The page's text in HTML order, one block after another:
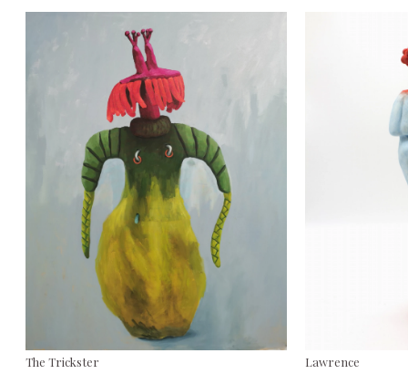
The Trickster Lawrence